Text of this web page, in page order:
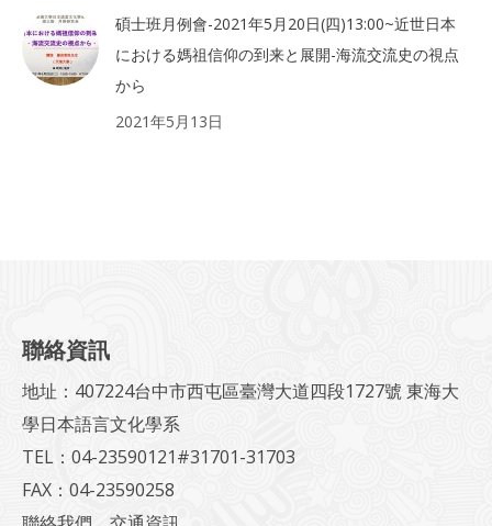
碩士班月例會-2021年5月20日(四)13:00~近世日本
における媽祖信仰の到来と展開-海流交流史の視点
から
2021年5月13日
聯絡資訊
地址：407224台中市西屯區臺灣大道四段1727號 東海大
學日本語言文化學系
TEL：04-23590121#31701-31703
FAX：04-23590258